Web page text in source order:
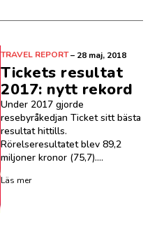
TRAVEL REPORT– 28 maj, 2018
Tickets resultat
2017: nytt rekord
Under 2017 gjorde
resebyråkedjan Ticket sitt bästa
resultat hittills.
Rörelseresultatet blev 89,2
miljoner kronor (75,7)....
Läs mer